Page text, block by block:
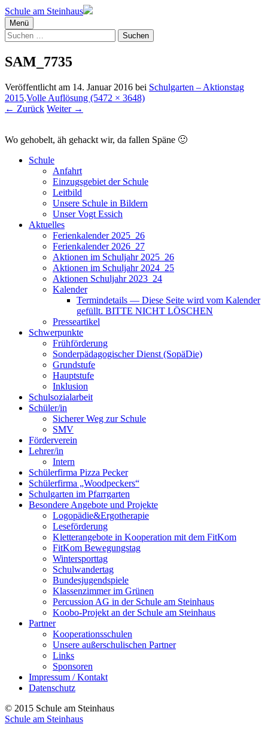
Schule am Steinhaus
Menü
Suchen
nach:
SAM_7735
Veröffentlicht am 14. Januar 2016 bei Schulgarten – Aktionstag
2015.Volle Auflösung (5472 × 3648)
← Zurück Weiter →
Wo gehobelt, äh gehackt wir, da fallen Späne 🙂
Schule
Anfahrt
Einzugsgebiet der Schule
Leitbild
Unsere Schule in Bildern
Unser Vogt Essich
Aktuelles
Ferienkalender 2025_26
Ferienkalender 2026_27
Aktionen im Schuljahr 2025_26
Aktionen im Schuljahr 2024_25
Aktionen Schuljahr 2023_24
Kalender
Termindetails — Diese Seite wird vom Kalender
gefüllt. BITTE NICHT LÖSCHEN
Presseartikel
Schwerpunkte
Frühförderung
Sonderpädagogischer Dienst (SopäDie)
Grundstufe
Hauptstufe
Inklusion
Schulsozialarbeit
Schüler/in
Sicherer Weg zur Schule
SMV
Förderverein
Lehrer/in
Intern
Schülerfirma Pizza Pecker
Schülerfirma „Woodpeckers“
Schulgarten im Pfarrgarten
Besondere Angebote und Projekte
Logopädie&Ergotherapie
Leseförderung
Kletterangebote in Kooperation mit dem FitKom
FitKom Bewegungstag
Wintersporttag
Schulwandertag
Bundesjugendspiele
Klassenzimmer im Grünen
Percussion AG in der Schule am Steinhaus
Koobo-Projekt an der Schule am Steinhaus
Partner
Kooperationsschulen
Unsere außerschulischen Partner
Links
Sponsoren
Impressum / Kontakt
Datenschutz
© 2015 Schule am Steinhaus
Schule am Steinhaus